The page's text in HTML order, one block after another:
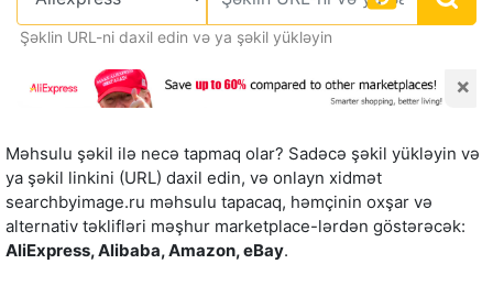
Şəklin URL-ni daxil edin və ya şəkil yükləyin
×
Məhsulu şəkil ilə necə tapmaq olar? Sadəcə şəkil yükləyin və
ya şəkil linkini (URL) daxil edin, və onlayn xidmət
searchbyimage.ru məhsulu tapacaq, həmçinin oxşar və
alternativ təklifləri məşhur marketplace-lərdən göstərəcək:
AliExpress, Alibaba, Amazon, eBay.